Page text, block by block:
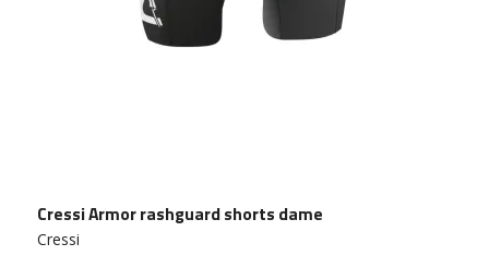
Cressi Armor rashguard shorts dame
Cressi